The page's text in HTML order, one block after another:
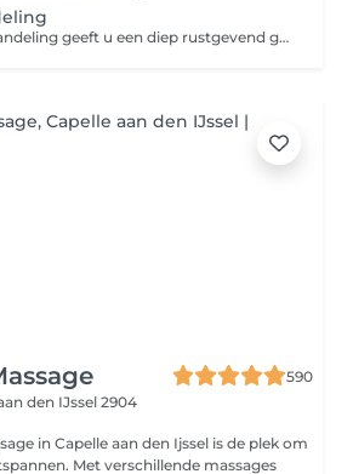
Een oorkaarsen behandeling geeft u een diep rustgevend gevoel. Je krijgt ook een oorreflexmassage. Geniet van het zachte knisperende geluid van deze oorkaarsen. Oorkaastherapie indicaties; Hoofdpijn, migraine,stress, oorsuizen, oorpijn, nervositeit,verkoudheid,keelpijn, snurken, keelontsteking, bijholte of voorhoofdholte problemen, sinusitis, oorverstoppingen door te veel oorsmeer
590
den IJssel 2904
in Capelle aan den Ijssel is de plek om
Met verschillende massages